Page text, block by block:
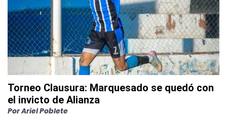
Torneo Clausura: Marquesado se quedó con
el invicto de Alianza
PorAriel Poblete